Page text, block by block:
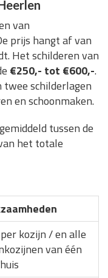
van
prijs hangt af van
Het schilderen van
€250,- tot €600,-.
twee schilderlagen
en schoonmaken.
tussen de
het totale
kozijn / en alle
van één